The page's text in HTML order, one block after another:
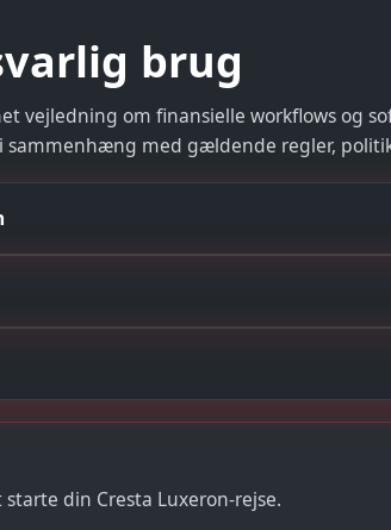
brug
vejledning om finansielle workflows og
med gældende regler,
din Cresta Luxeron-rejse.